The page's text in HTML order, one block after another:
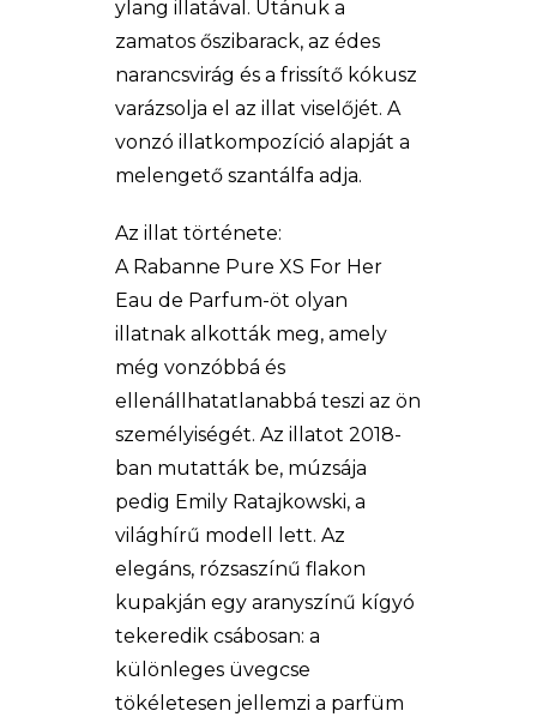
ylang illatával. Utánuk a
zamatos őszibarack, az édes
narancsvirág és a frissítő kókusz
varázsolja el az illat viselőjét. A
vonzó illatkompozíció alapját a
melengető szantálfa adja.
Az illat története:
A Rabanne Pure XS For Her
Eau de Parfum-öt olyan
illatnak alkották meg, amely
még vonzóbbá és
ellenállhatatlanabbá teszi az ön
személyiségét. Az illatot 2018-
ban mutatták be, múzsája
pedig Emily Ratajkowski, a
világhírű modell lett. Az
elegáns, rózsaszínű flakon
kupakján egy aranyszínű kígyó
tekeredik csábosan: a
különleges üvegcse
tökéletesen jellemzi a parfüm